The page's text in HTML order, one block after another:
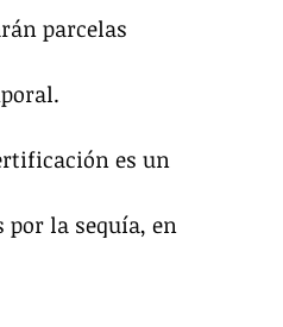
parcelas
es un
por la sequía, en